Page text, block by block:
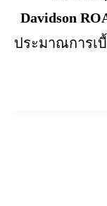
Davidson
ประมาณการเ